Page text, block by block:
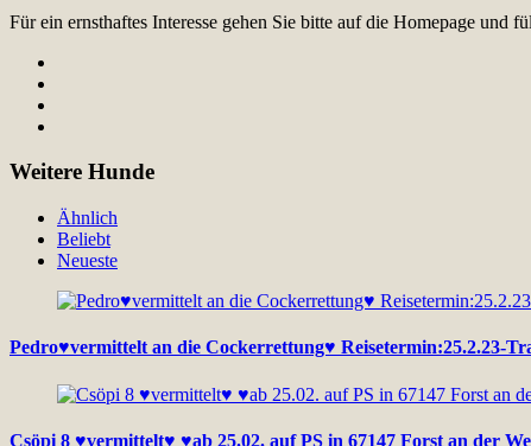
Für ein ernsthaftes Interesse gehen Sie bitte auf die Homepage und
Weitere Hunde
Ähnlich
Beliebt
Neueste
Pedro♥vermittelt an die Cockerrettung♥ Reisetermin:25.2.23-
Csöpi 8 ♥vermittelt♥ ♥ab 25.02. auf PS in 67147 Forst an der